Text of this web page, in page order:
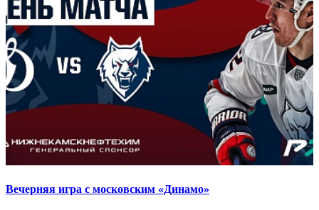
Вечерняя игра с московским «Динамо»